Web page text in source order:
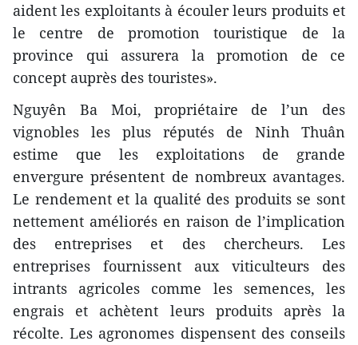
aident les exploitants à écouler leurs produits et
le centre de promotion touristique de la
province qui assurera la promotion de ce
concept auprès des touristes».
Nguyên Ba Moi, propriétaire de l’un des
vignobles les plus réputés de Ninh Thuân
estime que les exploitations de grande
envergure présentent de nombreux avantages.
Le rendement et la qualité des produits se sont
nettement améliorés en raison de l’implication
des entreprises et des chercheurs. Les
entreprises fournissent aux viticulteurs des
intrants agricoles comme les semences, les
engrais et achètent leurs produits après la
récolte. Les agronomes dispensent des conseils